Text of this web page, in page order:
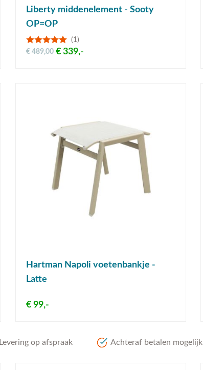
Liberty middenelement - Sooty
OP=OP
(1)
€ 339,-
€ 489,00
Hartman Napoli voetenbankje -
Latte
€ 99,-
Levering op afspraak Achteraf betalen mogelijk